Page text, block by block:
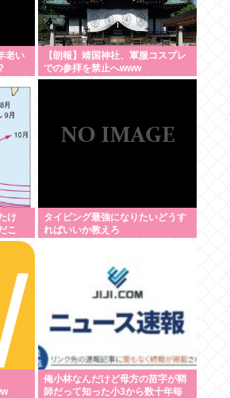
老い
【朗報】靖国神社、軍服コスプレ
での参拝を禁止へwww
け
こ
タイピング最強になりたいどうす
ればいいか教えろ
俺小林なんだけど母方の苗字が鞘
師だって知った小3から数十年毎